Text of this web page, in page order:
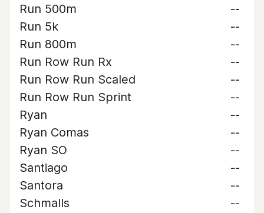
Run 500m
--
Run 5k
--
Run 800m
--
Run Row Run Rx
--
Run Row Run Scaled
--
Run Row Run Sprint
--
Ryan
--
Ryan Comas
--
Ryan SO
--
Santiago
--
Santora
--
Schmalls
--